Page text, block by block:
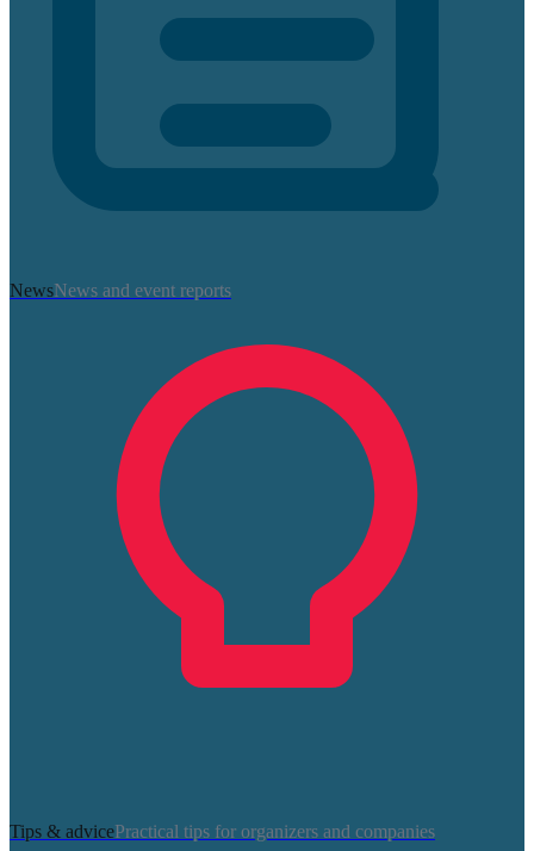
NewsNews and event reports
Tips & advicePractical tips for organizers and companies